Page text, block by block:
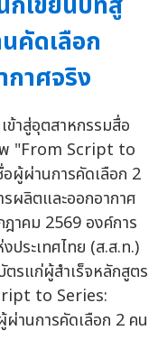
คัดเลือก
าศจริง
ข้าสู่อุตสาหกรรมสื่อ
พ "From Script to
ผู้ผ่านการคัดเลือก 2
ผลิตและออกอากาศ
าคม 2569 องค์การ
ประเทศไทย (ส.ส.ท.)
รแก่ผู้สำเร็จหลักสูตร
to Series:
านการคัดเลือก 2 คน